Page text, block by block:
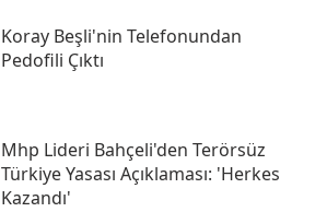
Koray Beşli'nin Telefonundan
Pedofili Çıktı
Mhp Lideri Bahçeli'den Terörsüz
Türkiye Yasası Açıklaması: 'herkes
Kazandı'